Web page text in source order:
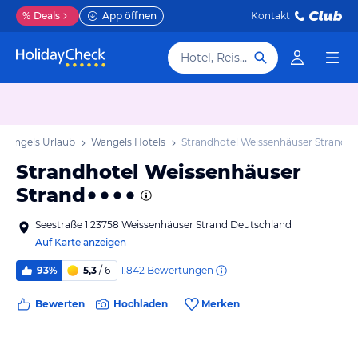
% Deals App öffnen Kontakt
Hotel, Reiseziel
Wangels Urlaub Wangels Hotels Strandhotel Weissenhäuser Strand
Strandhotel Weissenhäuser
Strand
Seestraße 1 23758 Weissenhäuser Strand Deutschland
Auf Karte anzeigen
93% 5,3 / 6 1.842 Bewertungen
Bewerten Hochladen Merken